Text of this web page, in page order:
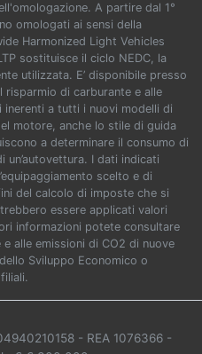
A partire dal 1°
omologati ai sensi della
Harmonized Light Vehicles
sostituisce il ciclo NEDC, la
utilizzata. E’ disponibile presso
risparmio di carburante e alle
a tutti i nuovi modelli di
motore, anche lo stile di guida
a determinare il consumo di
un’autovettura. I dati indicati
scelto e di
del calcolo di imposte che si
essere applicati valori
informazioni potete consultare
alle emissioni di CO2 di nuove
Sviluppo Economico o
- REA 1076366 -